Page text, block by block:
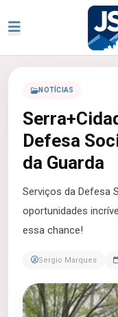
NOTÍCIAS
Defesa
da Guarda
Serviços da Defesa
oportunidades
essa chance!
Sergio Marques